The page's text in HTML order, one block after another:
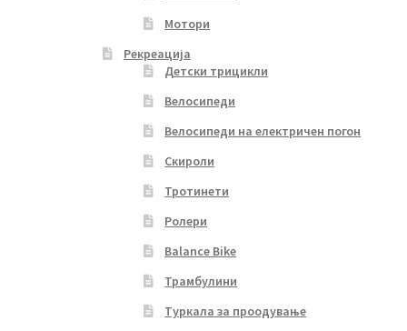
Мотори
Рекреација
Детски трицикли
Велосипеди
Велосипеди на електричен погон
Скироли
Тротинети
Ролери
Balance Bike
Трамбулини
Туркала за проодување